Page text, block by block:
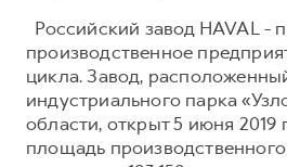
Российский завод HAVAL -
производственное
цикла. Завод,
индустриального парка
области, открыт 5 июня 2019
площадь